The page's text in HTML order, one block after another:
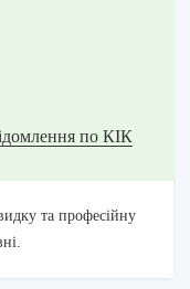
по КІК
та професійну